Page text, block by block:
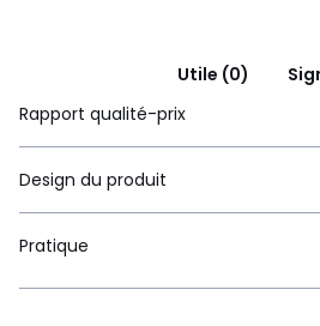
Utile (0)
Rapport qualité-prix
Design du produit
Pratique